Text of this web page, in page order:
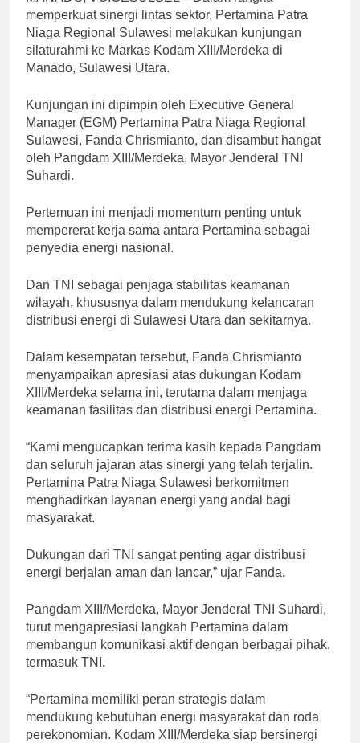
memperkuat sinergi lintas sektor, Pertamina Patra
Niaga Regional Sulawesi melakukan kunjungan
silaturahmi ke Markas Kodam XIII/Merdeka di
Manado, Sulawesi Utara.
Kunjungan ini dipimpin oleh Executive General
Manager (EGM) Pertamina Patra Niaga Regional
Sulawesi, Fanda Chrismianto, dan disambut hangat
oleh Pangdam XIII/Merdeka, Mayor Jenderal TNI
Suhardi.
Pertemuan ini menjadi momentum penting untuk
mempererat kerja sama antara Pertamina sebagai
penyedia energi nasional.
Dan TNI sebagai penjaga stabilitas keamanan
wilayah, khususnya dalam mendukung kelancaran
distribusi energi di Sulawesi Utara dan sekitarnya.
Dalam kesempatan tersebut, Fanda Chrismianto
menyampaikan apresiasi atas dukungan Kodam
XIII/Merdeka selama ini, terutama dalam menjaga
keamanan fasilitas dan distribusi energi Pertamina.
“Kami mengucapkan terima kasih kepada Pangdam
dan seluruh jajaran atas sinergi yang telah terjalin.
Pertamina Patra Niaga Sulawesi berkomitmen
menghadirkan layanan energi yang andal bagi
masyarakat.
Dukungan dari TNI sangat penting agar distribusi
energi berjalan aman dan lancar,” ujar Fanda.
Pangdam XIII/Merdeka, Mayor Jenderal TNI Suhardi,
turut mengapresiasi langkah Pertamina dalam
membangun komunikasi aktif dengan berbagai pihak,
termasuk TNI.
“Pertamina memiliki peran strategis dalam
mendukung kebutuhan energi masyarakat dan roda
perekonomian. Kodam XIII/Merdeka siap bersinergi